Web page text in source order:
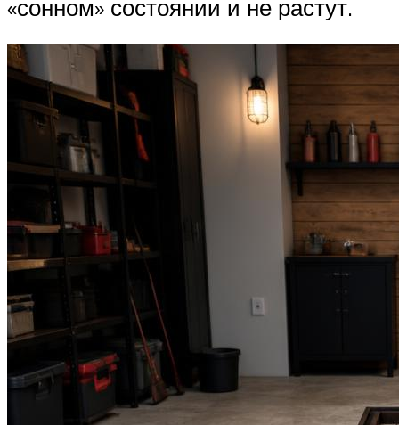
«сонном» состоянии и не растут.